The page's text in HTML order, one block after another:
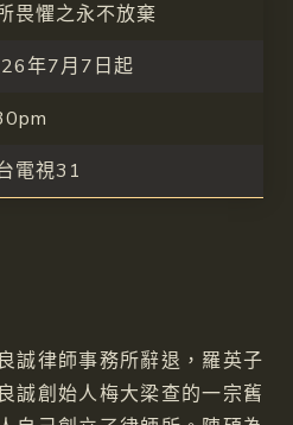
畏懼之永不放棄
年7月7日起
電視31
誠律師事務所辭退，羅英子
誠創始人梅大梁查的一宗舊